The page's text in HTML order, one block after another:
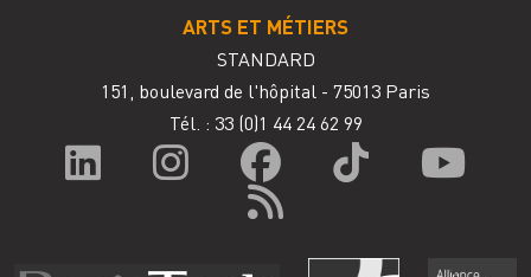
ARTS ET MÉTIERS
STANDARD
151, boulevard de l'hôpital - 75013 Paris
Tél. : 33 (0)1 44 24 62 99